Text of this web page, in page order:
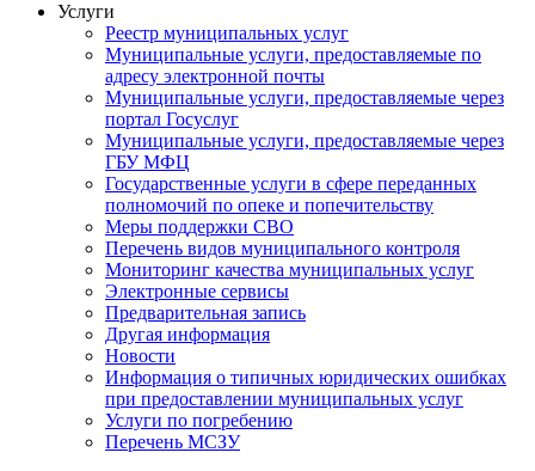
Услуги
Реестр муниципальных услуг
Муниципальные услуги, предоставляемые по
адресу электронной почты
Муниципальные услуги, предоставляемые через
портал Госуслуг
Муниципальные услуги, предоставляемые через
ГБУ МФЦ
Государственные услуги в сфере переданных
полномочий по опеке и попечительству
Меры поддержки СВО
Перечень видов муниципального контроля
Мониторинг качества муниципальных услуг
Электронные сервисы
Предварительная запись
Другая информация
Новости
Информация о типичных юридических ошибках
при предоставлении муниципальных услуг
Услуги по погребению
Перечень МСЗУ